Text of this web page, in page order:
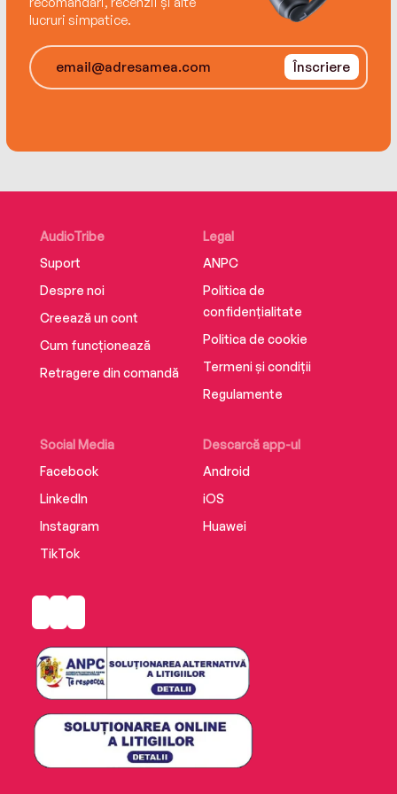
lucruri simpatice.
Înscriere
AudioTribe
Suport
Despre noi
Creează un cont
Cum funcționează
Retragere din comandă
Social Media
Facebook
LinkedIn
Instagram
TikTok
Descarcă app-ul
Android
iOS
Huawei
Legal
ANPC
Politica de
confidențialitate
Politica de cookie
Termeni și condiții
Regulamente